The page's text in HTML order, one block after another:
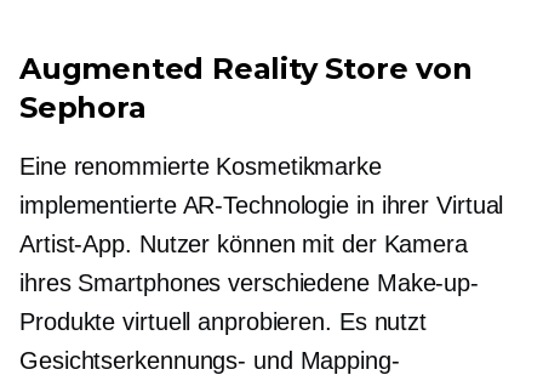
Augmented Reality Store von
Sephora
Eine renommierte Kosmetikmarke
implementierte AR-Technologie in ihrer Virtual
Artist-App. Nutzer können mit der Kamera
ihres Smartphones verschiedene Make-up-
Produkte virtuell anprobieren. Es nutzt
Gesichtserkennungs- und Mapping-